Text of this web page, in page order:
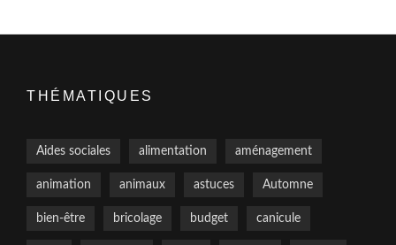
THÉMATIQUES
Aides sociales alimentation aménagement
animation animaux astuces Automne
bien-être bricolage budget canicule